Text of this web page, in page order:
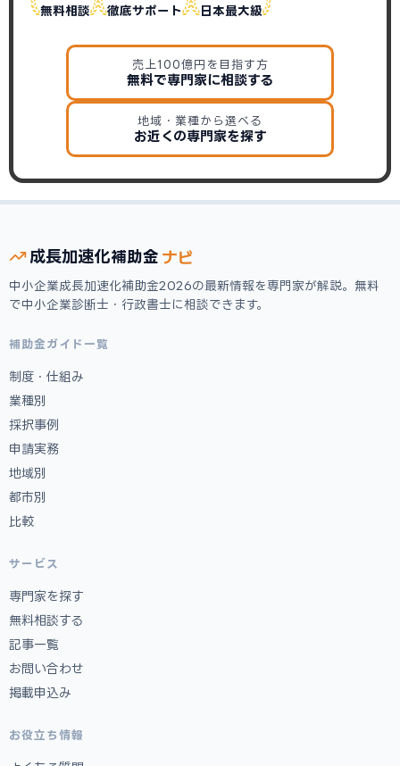
無料相談 徹底サポート 日本最大級
売上100億円を目指す方
無料で専門家に相談する
地域・業種から選べる
お近くの専門家を探す
成長加速化補助金 ナビ
中小企業成長加速化補助金2026の最新情報を専門家が解説。無料
で中小企業診断士・行政書士に相談できます。
補助金ガイド一覧
制度・仕組み
業種別
採択事例
申請実務
地域別
都市別
比較
サービス
専門家を探す
無料相談する
記事一覧
お問い合わせ
掲載申込み
お役立ち情報